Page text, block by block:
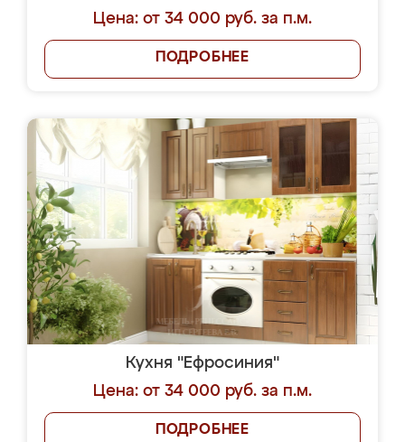
Цена: от 34 000 руб. за п.м.
ПОДРОБНЕЕ
Кухня "Ефросиния"
Цена: от 34 000 руб. за п.м.
ПОДРОБНЕЕ